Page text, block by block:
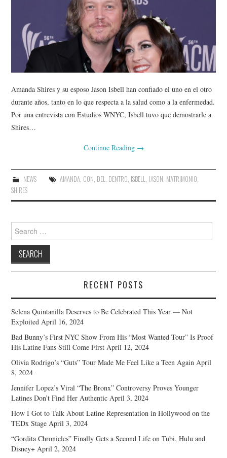
TECHNOLOGY
Amanda Shires y su esposo Jason Isbell han confiado el uno en el otro
durante años, tanto en lo que respecta a la salud como a la enfermedad.
Por una entrevista con Estudios WNYC, Isbell tuvo que demostrarle a
Shires…
Continue Reading →
NEWS AMANDA, CON, DEL, DENTRO, ISBELL, JASON, MATRIMONIO,
SHIRES
Search
for:
RECENT POSTS
Selena Quintanilla Deserves to Be Celebrated This Year — Not
Exploited April 16, 2024
Bad Bunny’s First NYC Show From His “Most Wanted Tour” Is Proof
His Latine Fans Still Come First April 12, 2024
Olivia Rodrigo’s “Guts” Tour Made Me Feel Like a Teen Again April
8, 2024
Jennifer Lopez’s Viral “The Bronx” Controversy Proves Younger
Latines Don’t Find Her Authentic April 3, 2024
How I Got to Talk About Latine Representation in Hollywood on the
TEDx Stage April 3, 2024
“Gordita Chronicles” Finally Gets a Second Life on Tubi, Hulu and
Disney+ April 2, 2024